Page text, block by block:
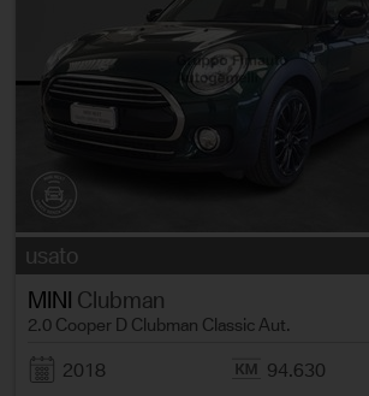
usato
MINI Clubman
2.0 Cooper D Clubman Classic Aut.
2018
94.630